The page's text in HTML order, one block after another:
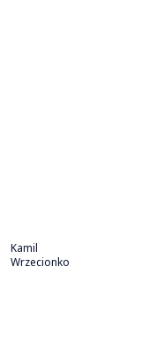
Kamil
Wrzecionko